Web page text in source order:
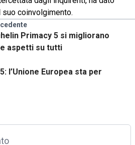
coinvolgimento.
Primacy 5 si migliorano
aspetti su tutti
l’Unione Europea sta per